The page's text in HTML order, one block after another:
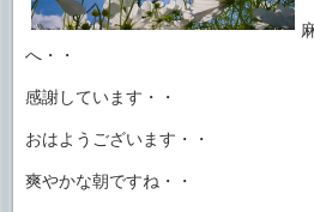
へ・・
感謝しています・・
おはようございます・・
爽やかな朝ですね・・